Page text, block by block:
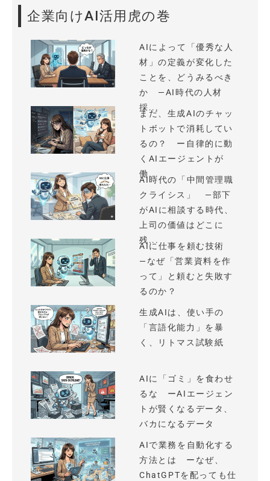
企業向けAI活用虎の巻
AIによって「優秀な人
材」の定義が変化した
ことを、どうみるべき
か —AI時代の人材
採...
まだ、生成AIのチャッ
トボットで消耗してい
るの？ ー自律的に動
くAIエージェントが
働...
AI時代の「中間管理職
クライシス」 —部下
がAIに相談する時代、
上司の価値はどこに
残...
AIに仕事を頼む技術
—なぜ「営業資料を作
って」と頼むと失敗す
るのか？
生成AIは、使い手の
「言語化能力」を暴
く、リトマス試験紙
AIに「ゴミ」を食わせ
るな ーAIエージェン
トが賢くなるデータ、
バカになるデータ
AIで業務を自動化する
方法とは ーなぜ、
ChatGPTを配っても仕